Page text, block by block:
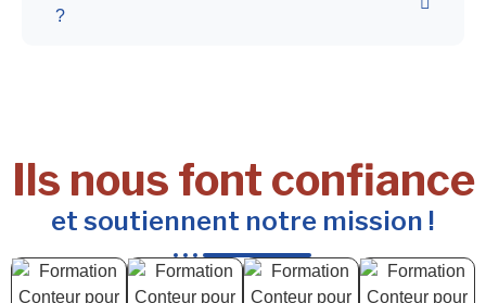
?
Ils nous font confiance
et soutiennent notre mission !